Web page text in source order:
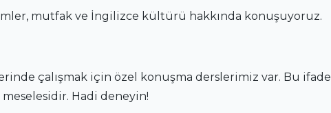
mutfak ve İngilizce kültürü hakkında konuşuyoruz.
çalışmak için özel konuşma derslerimiz var. Bu
Hadi deneyin!